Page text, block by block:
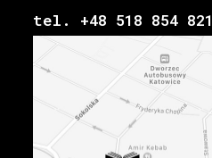
tel. +48 518 854 821